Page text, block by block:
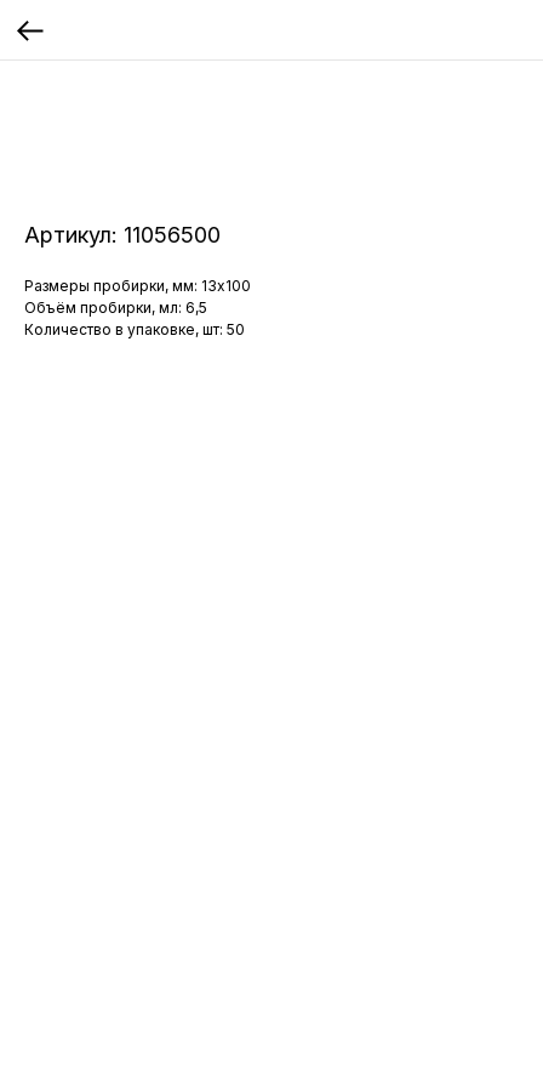
Артикул: 11056500
Размеры пробирки, мм: 13x100
Объём пробирки, мл: 6,5
Количество в упаковке, шт: 50